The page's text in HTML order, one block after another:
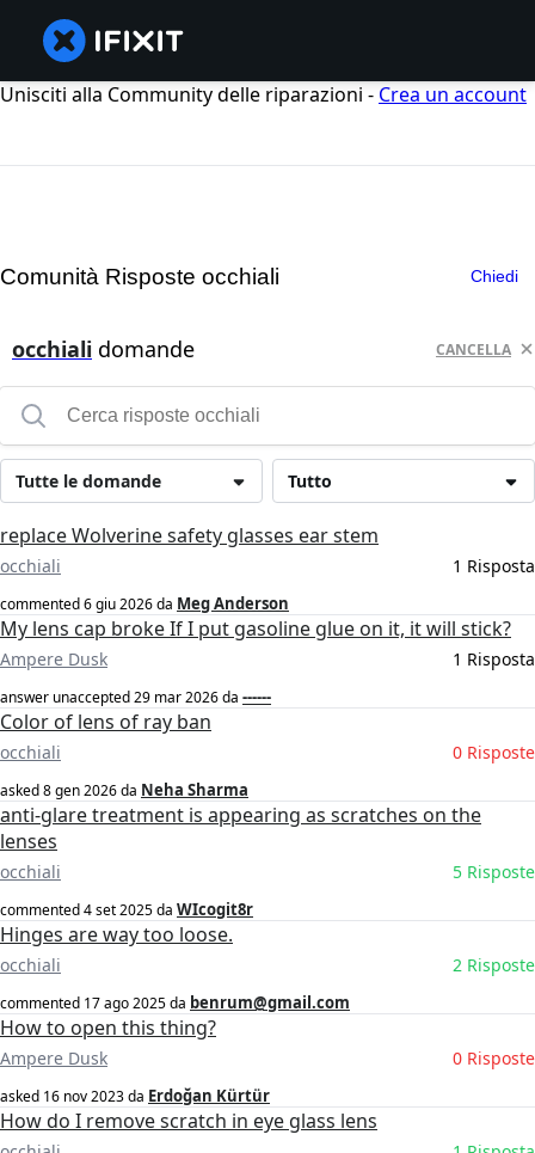
Unisciti alla Community delle riparazioni - Crea un account
Comunità Risposte occhiali Chiedi
occhiali domande CANCELLA
Tutto
Tutte le domande
replace Wolverine safety glasses ear stem
occhiali 1 Risposta
commented6 giu 2026da Meg Anderson
My lens cap broke If I put gasoline glue on it, it will stick?
Ampere Dusk 1 Risposta
answer unaccepted29 mar 2026da ------
Color of lens of ray ban
occhiali 0 Risposte
asked8 gen 2026da Neha Sharma
anti-glare treatment is appearing as scratches on the
lenses
occhiali 5 Risposte
commented4 set 2025da WIcogit8r
Hinges are way too loose.
occhiali 2 Risposte
commented 17 ago 2025da benrum@gmail.com
How to open this thing?
Ampere Dusk 0 Risposte
asked 16 nov 2023da Erdoğan Kürtür
How do I remove scratch in eye glass lens